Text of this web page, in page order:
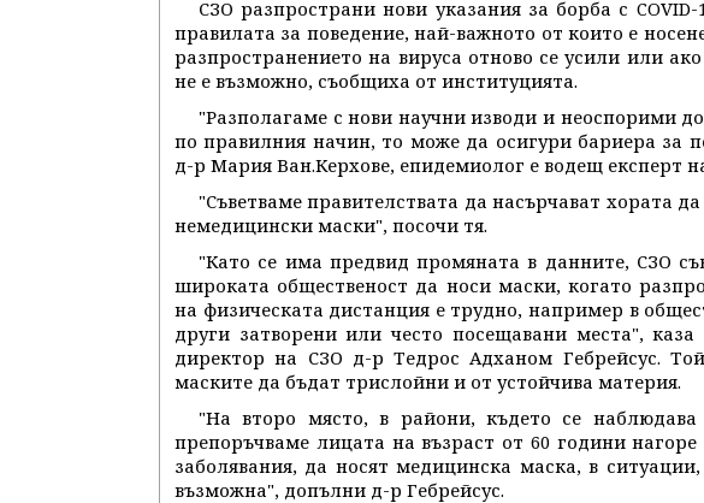
СЗО разпространи нови указания за борба с
правилата за поведение, най-важното от които е
разпространението на вируса отново се усили или
не е възможно, съобщиха от институцията.
"Разполагаме с нови научни изводи и неоспорими
по правилния начин, то може да осигури бариера за
д-р Мария Ван.Керхове, епидемиолог е водещ експерт
"Съветваме правителствата да насърчават хората
немедицински маски", посочи тя.
"Като се има предвид промяната в данните, СЗО
широката общественост да носи маски, когато
на физическата дистанция е трудно, например в
други затворени или често посещавани места",
директор на СЗО д-р Тедрос Адханом Гебрейсус.
маските да бъдат трислойни и от устойчива материя.
"На второ място, в райони, където се наблюдава
препоръчваме лицата на възраст от 60 години
заболявания, да носят медицинска маска, в
възможна", допълни д-р Гебрейсус.